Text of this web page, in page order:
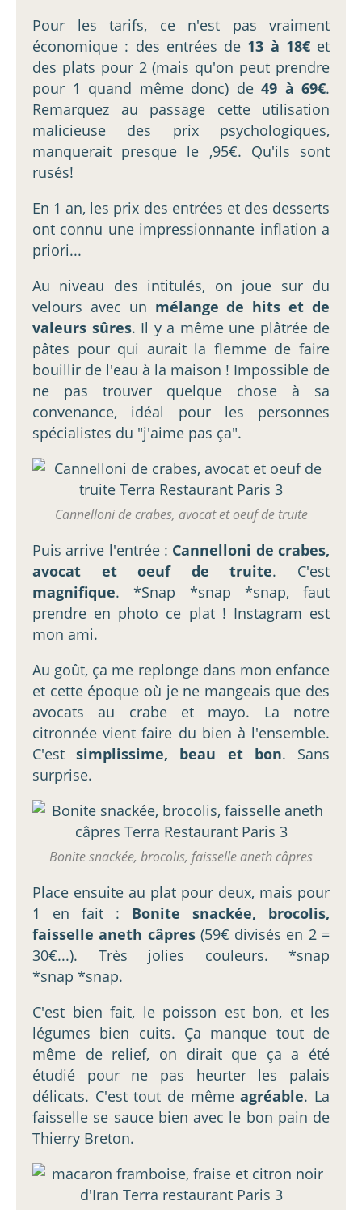
Pour les tarifs, ce n'est pas vraiment
économique : des entrées de 13 à 18€et
des plats pour 2 (mais qu'on peut prendre
pour 1 quand même donc) de 49 à 69€.
Remarquez au passage cette utilisation
malicieuse des prix psychologiques,
manquerait presque le ,95€. Qu'ils sont
rusés!
En 1 an, les prix des entrées et des desserts
ont connu une impressionnante inflation a
priori...
Au niveau des intitulés, on joue sur du
velours avec un mélange de hits et de
valeurs sûres. Il y a même une plâtrée de
pâtes pour qui aurait la flemme de faire
bouillir de l'eau à la maison ! Impossible de
ne pas trouver quelque chose à sa
convenance, idéal pour les personnes
spécialistes du "j'aime pas ça".
Cannelloni de crabes, avocat et oeuf de truite
Puis arrive l'entrée : Cannelloni de crabes,
avocat et oeuf de truite. C'est
magnifique. *Snap *snap *snap, faut
prendre en photo ce plat ! Instagram est
mon ami.
Au goût, ça me replonge dans mon enfance
et cette époque où je ne mangeais que des
avocats au crabe et mayo. La notre
citronnée vient faire du bien à l'ensemble.
C'estsimplissime, beau et bon. Sans
surprise.
Bonite snackée, brocolis, faisselle aneth câpres
Place ensuite au plat pour deux, mais pour
1 en fait : Bonite snackée, brocolis,
faisselle aneth câpres(59€ divisés en 2 =
30€...). Très jolies couleurs. *snap
*snap *snap.
C'est bien fait, le poisson est bon, et les
légumes bien cuits. Ça manque tout de
même de relief, on dirait que ça a été
étudié pour ne pas heurter les palais
délicats. C'est tout de mêmeagréable. La
faisselle se sauce bien avec le bon pain de
Thierry Breton.